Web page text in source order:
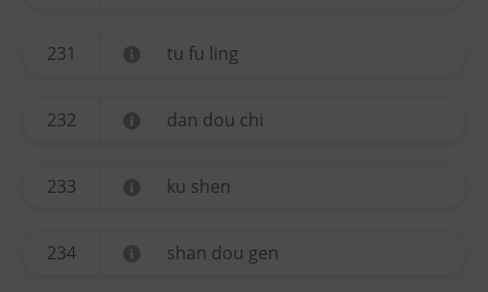
231 tu fu ling
232 dan dou chi
233 ku shen
234 shan dou gen